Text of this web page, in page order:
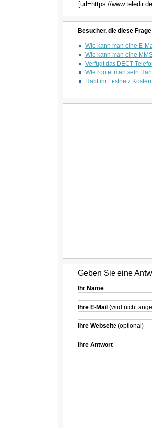
Besucher, die diese
Wie kann man eine E-
Wie kann man eine
Verfügt das DECT-
Wie rootet man sein
Habt ihr Festnetz
Geben Sie eine
Ihr Name
Ihre E-Mail (wird nicht
Ihre Webseite(optional)
Ihre Antwort